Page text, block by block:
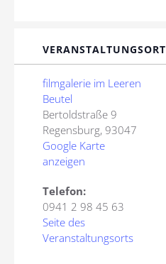
VERANSTALTUNGSORT
filmgalerie im Leeren
Beutel
Bertoldstraße 9
Regensburg, 93047
Google Karte
anzeigen
Telefon:
0941 2 98 45 63
Seite des
Veranstaltungsorts